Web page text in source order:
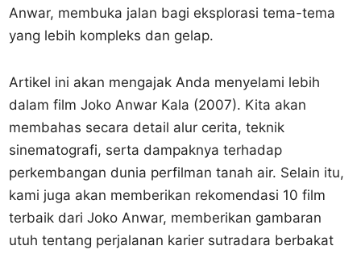
Anwar, membuka jalan bagi eksplorasi tema-tema
yang lebih kompleks dan gelap.
Artikel ini akan mengajak Anda menyelami lebih
dalam film Joko Anwar Kala (2007). Kita akan
membahas secara detail alur cerita, teknik
sinematografi, serta dampaknya terhadap
perkembangan dunia perfilman tanah air. Selain itu,
kami juga akan memberikan rekomendasi 10 film
terbaik dari Joko Anwar, memberikan gambaran
utuh tentang perjalanan karier sutradara berbakat